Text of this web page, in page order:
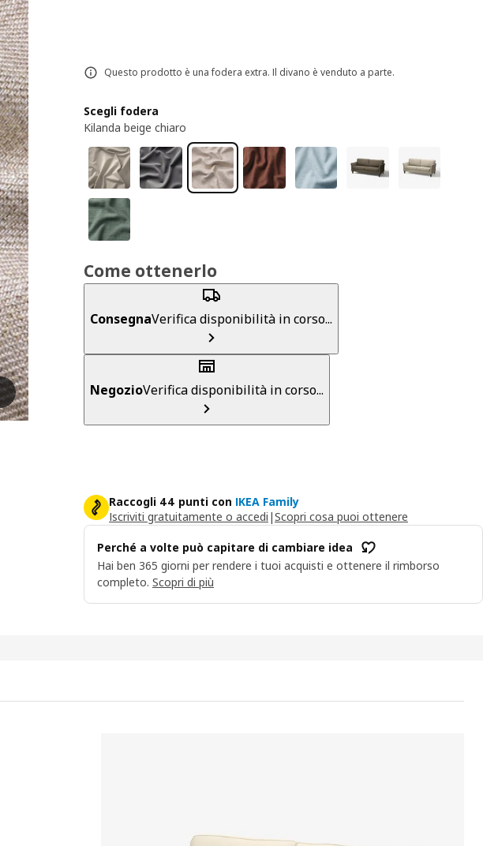
Questo prodotto è una fodera extra. Il divano è venduto a parte.
Scegli fodera
Kilanda beige chiaro
Come ottenerlo
ConsegnaVerifica disponibilità in corso...
NegozioVerifica disponibilità in corso...
Raccogli 44 punti con IKEA Family
Iscriviti gratuitamente o accedi |Scopri cosa puoi ottenere
Perché a volte può capitare di cambiare idea
Hai ben 365 giorni per rendere i tuoi acquisti e ottenere il rimborso
completo. Scopri di più